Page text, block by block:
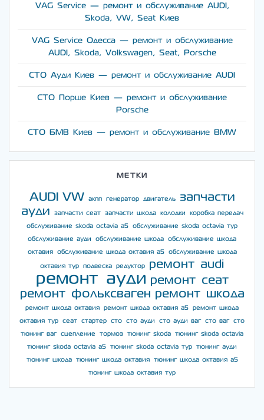
VAG Service — ремонт и обслуживание AUDI,
Skoda, VW, Seat Киев
VAG Service Одесса — ремонт и обслуживание
AUDI, Skoda, Volkswagen, Seat, Porsche
СТО Ауди Киев — ремонт и обслуживание AUDI
СТО Порше Киев — ремонт и обслуживание
Porsche
СТО БМВ Киев — ремонт и обслуживание BMW
МЕТКИ
AUDI VW акпп генератор двигатель
запчасти
ауди
запчасти сеат запчасти шкода колодки
коробка передач
обслуживание skoda octavia a5
обслуживание skoda octavia тур
обслуживание ауди
обслуживание шкода
обслуживание шкода
октавия
обслуживание шкода октавия а5 обслуживание шкода
октавия тур подвеска редуктор ремонт audi
ремонт ауди ремонт сеат
ремонт фольксваген ремонт шкода
ремонт шкода октавия ремонт шкода октавия а5
ремонт шкода
октавия тур
сеат стартер сто сто ауди сто ауди ваг сто ваг
сто
тюнинг ваг
сцепление тормоз тюнинг skoda
тюнинг skoda octavia
тюнинг skoda octavia a5
тюнинг skoda octavia тур
тюнинг ауди
тюнинг шкода
тюнинг шкода октавия
тюнинг шкода октавия а5
тюнинг шкода октавия тур